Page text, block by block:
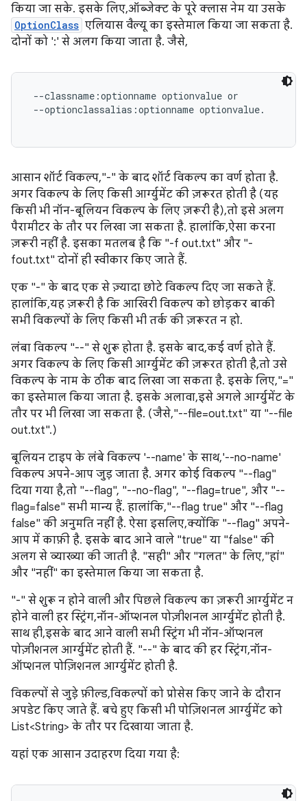
किया जा सके. इसके लिए, ऑब्जेक्ट के पूरे क्लास नेम या उसके
OptionClass एलियास वैल्यू का इस्तेमाल किया जा सकता है.
दोनों को ':' से अलग किया जाता है. जैसे,
--classname:optionname optionvalue or
--optionclassalias:optionname optionvalue.
आसान शॉर्ट विकल्प, "-" के बाद शॉर्ट विकल्प का वर्ण होता है.
अगर विकल्प के लिए किसी आर्ग्युमेंट की ज़रूरत होती है (यह
किसी भी नॉन-बूलियन विकल्प के लिए ज़रूरी है), तो इसे अलग
पैरामीटर के तौर पर लिखा जा सकता है. हालांकि, ऐसा करना
ज़रूरी नहीं है. इसका मतलब है कि "-f out.txt" और "-
fout.txt" दोनों ही स्वीकार किए जाते हैं.
एक "-" के बाद एक से ज़्यादा छोटे विकल्प दिए जा सकते हैं.
हालांकि, यह ज़रूरी है कि आखिरी विकल्प को छोड़कर बाकी
सभी विकल्पों के लिए किसी भी तर्क की ज़रूरत न हो.
लंबा विकल्प "--" से शुरू होता है. इसके बाद, कई वर्ण होते हैं.
अगर विकल्प के लिए किसी आर्ग्युमेंट की ज़रूरत होती है, तो उसे
विकल्प के नाम के ठीक बाद लिखा जा सकता है. इसके लिए, "="
का इस्तेमाल किया जाता है. इसके अलावा, इसे अगले आर्ग्युमेंट के
तौर पर भी लिखा जा सकता है. (जैसे, "--file=out.txt" या "--file
out.txt".)
बूलियन टाइप के लंबे विकल्प '--name' के साथ, '--no-name'
विकल्प अपने-आप जुड़ जाता है. अगर कोई विकल्प "--flag"
दिया गया है, तो "--flag", "--no-flag", "--flag=true", और "--
flag=false" सभी मान्य हैं. हालांकि, "--flag true" और "--flag
false" की अनुमति नहीं है. ऐसा इसलिए, क्योंकि "--flag" अपने-
आप में काफ़ी है. इसके बाद आने वाले "true" या "false" की
अलग से व्याख्या की जाती है. "सही" और "गलत" के लिए, "हां"
और "नहीं" का इस्तेमाल किया जा सकता है.
"-" से शुरू न होने वाली और पिछले विकल्प का ज़रूरी आर्ग्युमेंट न
होने वाली हर स्ट्रिंग, नॉन-ऑप्शनल पोज़ीशनल आर्ग्युमेंट होती है.
साथ ही, इसके बाद आने वाली सभी स्ट्रिंग भी नॉन-ऑप्शनल
पोज़ीशनल आर्ग्युमेंट होती हैं. "--" के बाद की हर स्ट्रिंग, नॉन-
ऑप्शनल पोज़िशनल आर्ग्युमेंट होती है.
विकल्पों से जुड़े फ़ील्ड, विकल्पों को प्रोसेस किए जाने के दौरान
अपडेट किए जाते हैं. बचे हुए किसी भी पोज़िशनल आर्ग्युमेंट को
List<String> के तौर पर दिखाया जाता है.
यहां एक आसान उदाहरण दिया गया है: